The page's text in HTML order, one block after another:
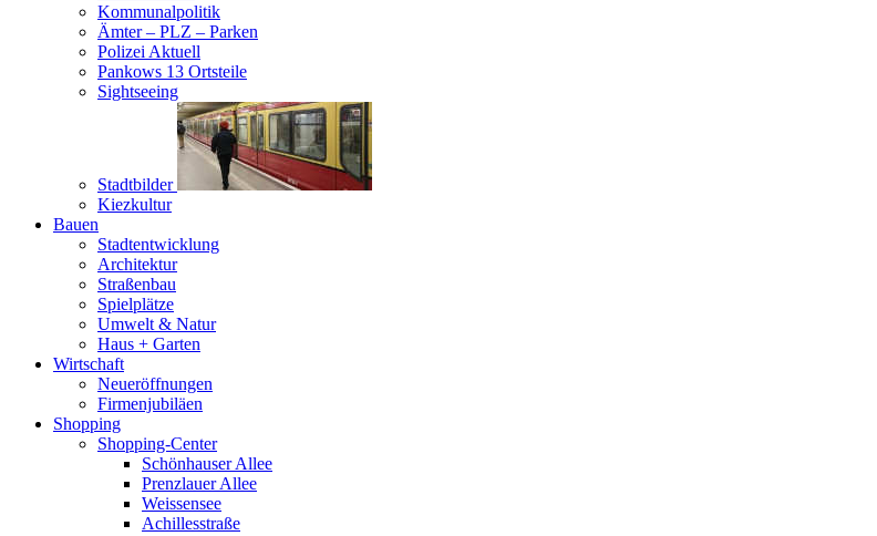
Kommunalpolitik
Ämter – PLZ – Parken
Polizei Aktuell
Pankows 13 Ortsteile
Sightseeing
Stadtbilder
Kiezkultur
Bauen
Stadtentwicklung
Architektur
Straßenbau
Spielplätze
Umwelt & Natur
Haus + Garten
Wirtschaft
Neueröffnungen
Firmenjubiläen
Shopping
Shopping-Center
Schönhauser Allee
Prenzlauer Allee
Weissensee
Achillesstraße